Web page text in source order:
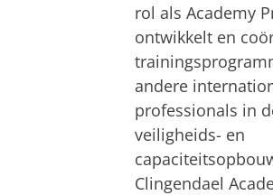
rol als Academy
ontwikkelt en
andere
professionals in
veiligheids- en
Clingendael